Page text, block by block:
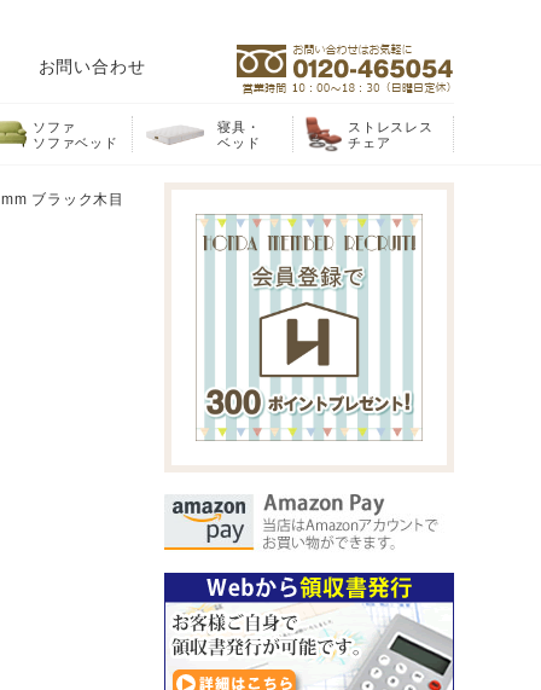
お問い合わせ
ソファ
ソファベッド
寝具・
ベッド
ストレスレス
チェア
ブラック木目